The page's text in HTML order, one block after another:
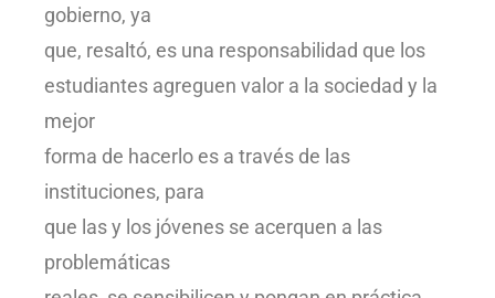
gobierno, ya
que, resaltó, es una responsabilidad que los
estudiantes agreguen valor a la sociedad y la
mejor
forma de hacerlo es a través de las
instituciones, para
que las y los jóvenes se acerquen a las
problemáticas